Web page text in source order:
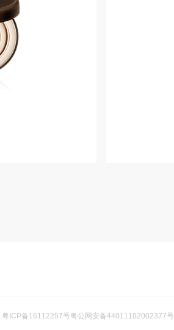
.粤ICP备16112257号粤公网安备44011102002377号